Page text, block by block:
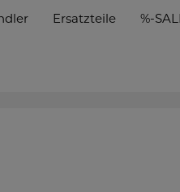
Ersatzteile %-